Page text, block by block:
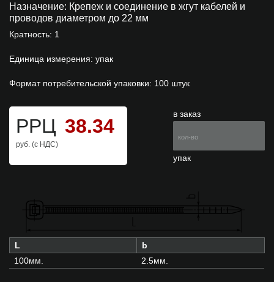
Назначение: Крепеж и соединение в жгут кабелей и
проводов диаметром до 22 мм
Кратность: 1
Единица измерения: упак
Формат потребительской упаковки: 100 штук
РРЦ
руб. (с НДС)
38.34
в заказ
упак
L
b
100мм.
2.5мм.